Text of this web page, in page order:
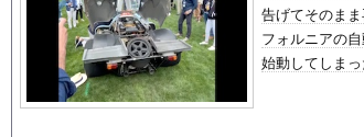
10年もの間浮気してた嫁。まさかと思い長男のDNA鑑
ウクライナ侵攻以降、ロシア軍兵士のHIV感染が2000
【配信者】「金バエ」のSNS更新が1週間途絶え、様々
【画像】女の子「危機管理フォーーーーム！！！」
告げてそのま
フォルニアの
始動してしまっ